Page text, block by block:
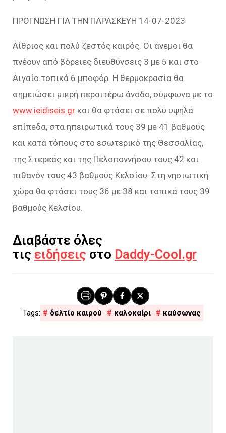
ΠΡΟΓΝΩΣΗ ΓΙΑ ΤΗΝ ΠΑΡΑΣΚΕΥΗ 14-07-2023
Αίθριος και πολύ ζεστός καιρός. Οι άνεμοι θα
πνέουν από βόρειες διευθύνσεις 3 με 5 και στο
Αιγαίο τοπικά 6 μποφόρ. Η θερμοκρασία θα
σημειώσει μικρή περαιτέρω άνοδο, σύμφωνα με το
www.ieidiseis.gr και θα φτάσει σε πολύ υψηλά
επίπεδα, στα ηπειρωτικά τους 39 με 41 βαθμούς
και κατά τόπους στο εσωτερικό της Θεσσαλίας,
της Στερεάς και της Πελοποννήσου τους 42 και
πιθανόν τους 43 βαθμούς Κελσίου. Στη νησιωτική
χώρα θα φτάσει τους 36 με 38 και τοπικά τους 39
βαθμούς Κελσίου.
Διαβάστε όλες
τις ειδήσεις στο Daddy-Cool.gr
δελτίο καιρού καλοκαίρι καύσωνας